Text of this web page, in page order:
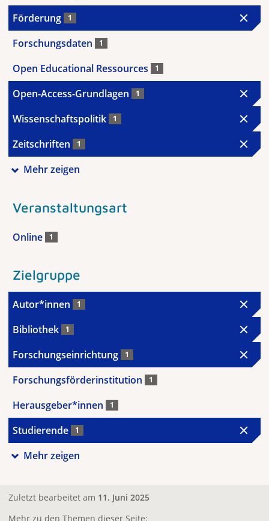
Förderung 1
Forschungsdaten 1
Open Educational Ressources 1
Open-Access-Grundlagen 1
Wissenschaftspolitik 1
Zeitschriften 1
Mehr zeigen
Veranstaltungsart
Online 1
Zielgruppe
Autor*innen 1
Bibliothek 1
Forschungseinrichtung 1
Forschungsförderinstitution 1
Herausgeber*innen 1
Studierende 1
Mehr zeigen
Zuletzt bearbeitet am 11. Juni 2025
Mehr zu den Themen dieser Seite: